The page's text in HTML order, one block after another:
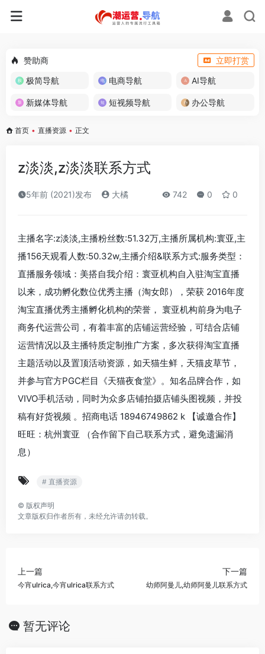
赞助商
立即打赏
极简导航
电商导航 AI导航
新媒体导航 短视频导航 办公导航
首页 • 直播资源 • 正文
z淡淡,z淡淡联系方式
5年前 (2021)发布 大橘 742 0 0
主播名字:z淡淡,主播粉丝数:51.32万,主播所属机构:寰亚,主
播156天观看人数:50.32w,主播介绍&联系方式:服务类型：
直播服务领域：美搭自我介绍：寰亚机构自入驻淘宝直播
以来，成功孵化数位优秀主播（淘女郎），荣获 2016年度
淘宝直播优秀主播孵化机构的荣誉， 寰亚机构前身为电子
商务代运营公司，有着丰富的店铺运营经验，可结合店铺
运营情况以及主播特质定制推广方案，多次获得淘宝直播
主题活动以及置顶活动资源，如天猫生鲜，天猫皮草节，
并参与官方PGC栏目《天猫夜食堂》。知名品牌合作，如
VIVO手机活动，同时为众多店铺拍摄店铺头图视频，并投
稿有好货视频 。招商电话 18946749862 k 【诚邀合作】
旺旺：杭州寰亚 （合作留下自己联系方式，避免遗漏消
息）
# 直播资源
© 版权声明
文章版权归作者所有，未经允许请勿转载。
上一篇
今宵ulrica,今宵ulrica联系方式
下一篇
幼师阿曼儿,幼师阿曼儿联系方式
暂无评论